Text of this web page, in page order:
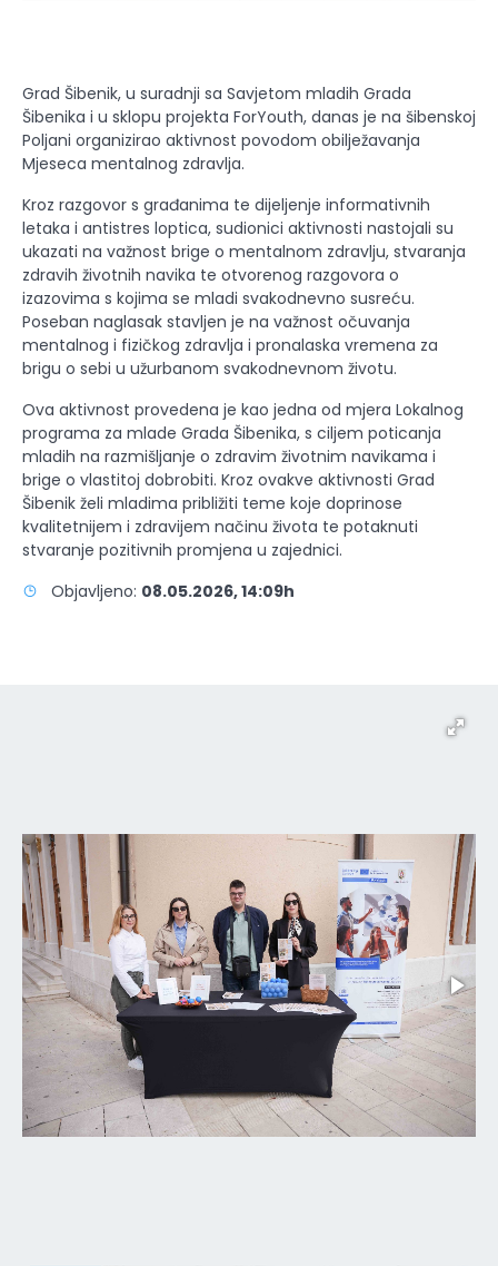
Grad Šibenik, u suradnji sa Savjetom mladih Grada
Šibenika i u sklopu projekta ForYouth, danas je na šibenskoj
Poljani organizirao aktivnost povodom obilježavanja
Mjeseca mentalnog zdravlja.
Kroz razgovor s građanima te dijeljenje informativnih
letaka i antistres loptica, sudionici aktivnosti nastojali su
ukazati na važnost brige o mentalnom zdravlju, stvaranja
zdravih životnih navika te otvorenog razgovora o
izazovima s kojima se mladi svakodnevno susreću.
Poseban naglasak stavljen je na važnost očuvanja
mentalnog i fizičkog zdravlja i pronalaska vremena za
brigu o sebi u užurbanom svakodnevnom životu.
Ova aktivnost provedena je kao jedna od mjera Lokalnog
programa za mlade Grada Šibenika, s ciljem poticanja
mladih na razmišljanje o zdravim životnim navikama i
brige o vlastitoj dobrobiti. Kroz ovakve aktivnosti Grad
Šibenik želi mladima približiti teme koje doprinose
kvalitetnijem i zdravijem načinu života te potaknuti
stvaranje pozitivnih promjena u zajednici.
Objavljeno: 08.05.2026, 14:09h